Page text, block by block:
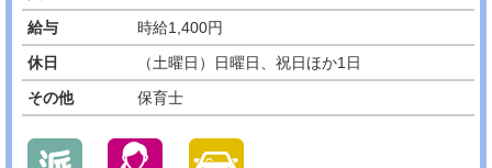
給与
時給1,400円
休日
（土曜日）日曜日、祝日ほか1日
その他
保育士